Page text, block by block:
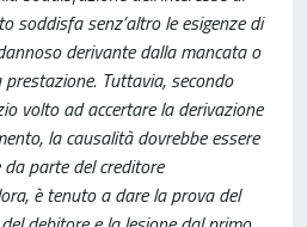
soddisfa senz’altro le esigenze di
derivante dalla mancata o
Tuttavia, secondo
volto ad accertare la derivazione
la causalità dovrebbe essere
parte del creditore
è tenuto a dare la prova del